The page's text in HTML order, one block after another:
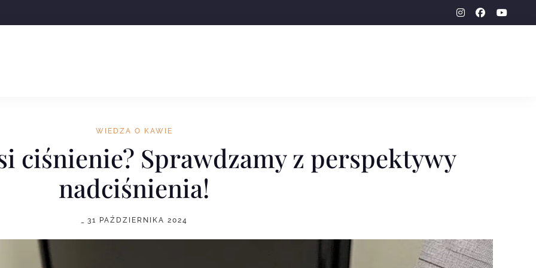
instagram
facebook-
WIEDZA O KAWIE
ciśnienie? Sprawdzamy z perspektywy
nadciśnienia!
31 PAŹDZIERNIKA 2024